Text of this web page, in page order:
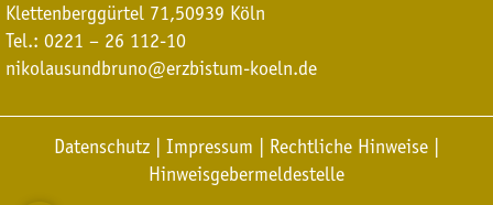
Klettenberggürtel 71,50939 Köln
Tel.: 0221 – 26 112-10
nikolausundbruno@erzbistum-koeln.de
Datenschutz | Impressum | Rechtliche Hinweise |
Hinweisgebermeldestelle